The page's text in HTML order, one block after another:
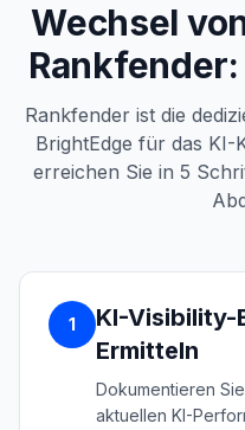
Wechsel
Rankfender ist die
BrightEdge für das
erreichen Sie in 5
1
KI-Visibility-
Ermitteln
Dokumentieren
aktuellen KI-